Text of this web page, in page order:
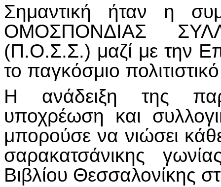
Σημαντική ήταν η
ΟΜΟΣΠΟΝΔΙΑΣ
(Π.Ο.Σ.Σ.) μαζί με την
το παγκόσμιο
Η ανάδειξη της
υποχρέωση και
μπορούσε να νιώσει
σαρακατσάνικης
Βιβλίου Θεσσαλονίκης